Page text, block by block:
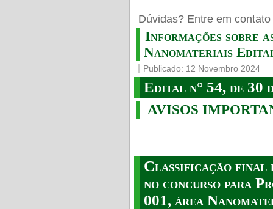
Dúvidas? Entre em
Informações sobre
Nanomateriais
Publicado: 12 Novembro 2024
Edital n° 54, de 30
AVISOS
Classificação final
no concurso para
001, área